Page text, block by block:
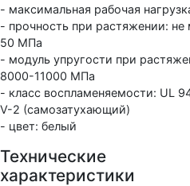
- максимальная рабочая
- прочность при растяжении: не
50 МПа
- модуль упругости при
8000-11000 МПа
- класс воспламеняемости: UL
V-2 (самозатухающий)
- цвет: белый
Технические
характеристики